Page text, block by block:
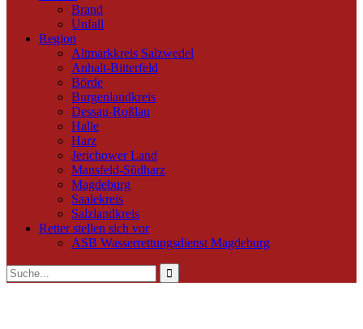
Brand
Unfall
Region
Altmarkkreis Salzwedel
Anhalt-Bitterfeld
Börde
Burgenlandkreis
Dessau-Roßlau
Halle
Harz
Jerichower Land
Mansfeld-Südharz
Magdeburg
Saalekreis
Salzlandkreis
Retter stellen sich vor
ASB Wasserrettungsdienst Magdeburg